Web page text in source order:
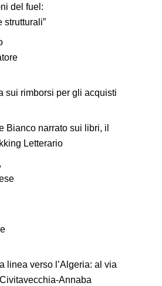
del fuel:
strutturali”
sui rimborsi per gli acquisti
Bianco narrato sui libri, il
Letterario
linea verso l’Algeria: al via
Annaba